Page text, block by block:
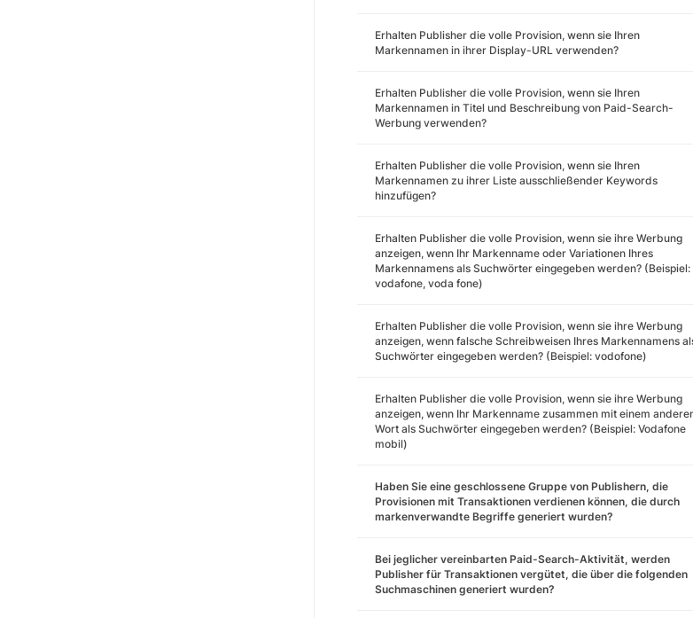
Erhalten Publisher die volle Provision, wenn sie Ihren
Markennamen in ihrer Display-URL verwenden?
Erhalten Publisher die volle Provision, wenn sie Ihren
Markennamen in Titel und Beschreibung von Paid-Search-
Werbung verwenden?
Erhalten Publisher die volle Provision, wenn sie Ihren
Markennamen zu ihrer Liste ausschließender Keywords
hinzufügen?
Erhalten Publisher die volle Provision, wenn sie ihre Werbung
anzeigen, wenn Ihr Markenname oder Variationen Ihres
Markennamens als Suchwörter eingegeben werden? (Beispiel:
vodafone, voda fone)
Erhalten Publisher die volle Provision, wenn sie ihre Werbung
anzeigen, wenn falsche Schreibweisen Ihres Markennamens
Suchwörter eingegeben werden? (Beispiel: vodofone)
Erhalten Publisher die volle Provision, wenn sie ihre Werbung
anzeigen, wenn Ihr Markenname zusammen mit einem
Wort als Suchwörter eingegeben werden? (Beispiel: Vodafone
mobil)
Haben Sie eine geschlossene Gruppe von Publishern, die
Provisionen mit Transaktionen verdienen können, die durch
markenverwandte Begriffe generiert wurden?
Bei jeglicher vereinbarten Paid-Search-Aktivität, werden
Publisher für Transaktionen vergütet, die über die folgenden
Suchmaschinen generiert wurden?